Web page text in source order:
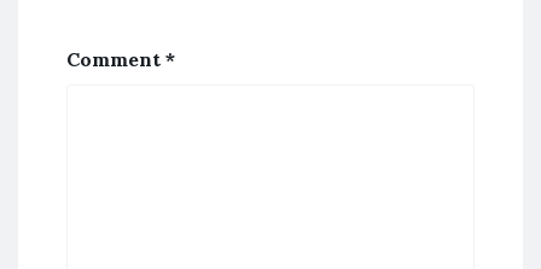
Comment *